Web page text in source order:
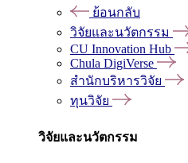
ย้อนกลับ
วิจัยและนวัตกรรม
CU Innovation Hub
Chula DigiVerse
สำนักบริหารวิจัย
ทุนวิจัย
วิจัยและนวัตกรรม